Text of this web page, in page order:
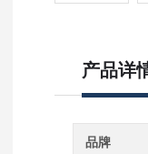
产品详
品牌